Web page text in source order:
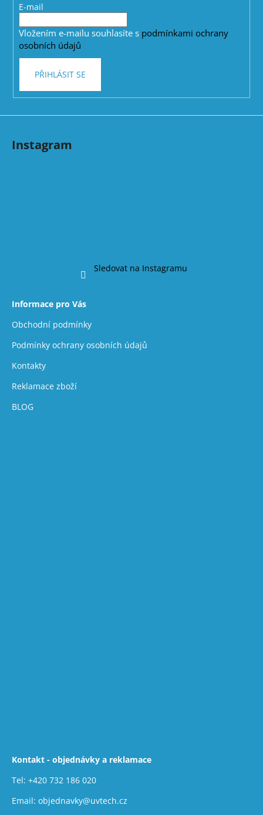
E-mail
Vložením e-mailu souhlasíte s podmínkami ochrany
osobních údajů
PŘIHLÁSIT SE
Instagram
Sledovat na Instagramu
Informace pro Vás
Obchodní podmínky
Podmínky ochrany osobních údajů
Kontakty
Reklamace zboží
BLOG
Kontakt - objednávky a reklamace
Tel: +420 732 186 020
Email: objednavky@uvtech.cz